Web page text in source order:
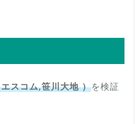
スコム,笹川大地 ）を検証